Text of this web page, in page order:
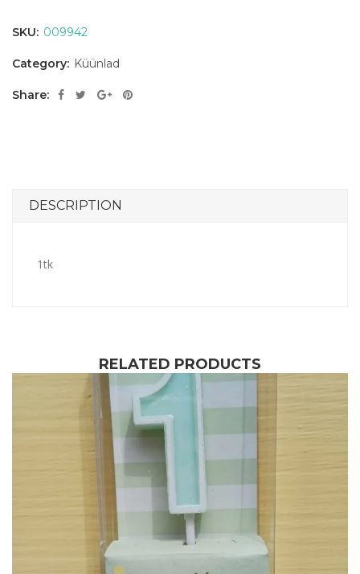
SKU: 009942
Category: Küünlad
Share:
DESCRIPTION
1tk
RELATED PRODUCTS